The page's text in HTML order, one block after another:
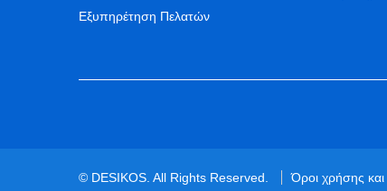
Εξυπηρέτηση Πελατών
© DESIKOS. All Rights Reserved. Όροι χρήσης